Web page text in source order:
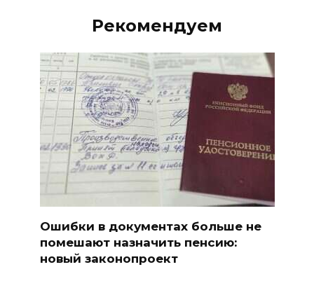
Рекомендуем
Ошибки в документах больше не
помешают назначить пенсию:
новый законопроект